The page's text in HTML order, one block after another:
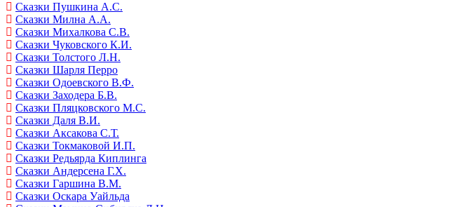
Сказки Пушкина А.С.
Сказки Милна А.А.
Сказки Михалкова С.В.
Сказки Чуковского К.И.
Сказки Толстого Л.Н.
Сказки Шарля Перро
Сказки Одоевского В.Ф.
Сказки Заходера Б.В.
Сказки Пляцковского М.С.
Сказки Даля В.И.
Сказки Аксакова С.Т.
Сказки Токмаковой И.П.
Сказки Редьярда Киплинга
Сказки Андерсена Г.Х.
Сказки Гаршина В.М.
Сказки Оскара Уайльда